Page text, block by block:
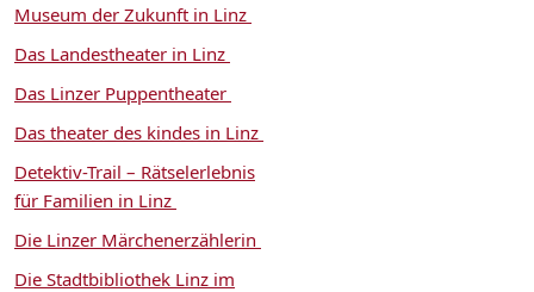
Museum der Zukunft in Linz
Das Landestheater in Linz
Das Linzer Puppentheater
Das theater des kindes in Linz
Detektiv-Trail – Rätselerlebnis
für Familien in Linz
Die Linzer Märchenerzählerin
Die Stadtbibliothek Linz im